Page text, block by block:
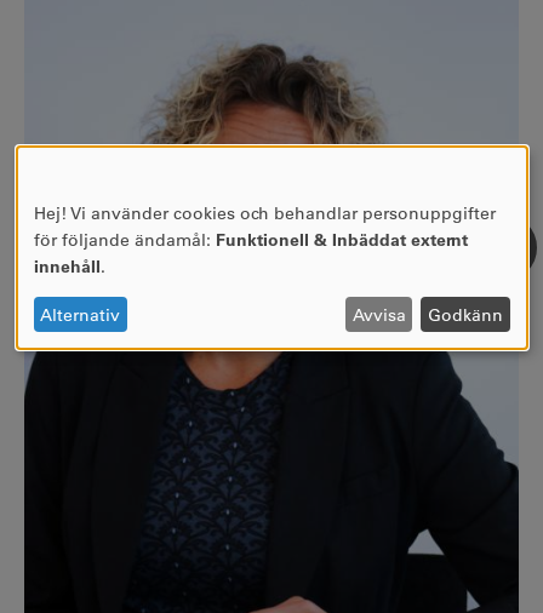
ANVÄNDNING
AV
OCH
COOKIES
Hej! Vi använder cookies och behandlar personuppgifter
för följande ändamål: Funktionell & Inbäddat externt
innehåll.
Alternativ Avvisa Godkänn